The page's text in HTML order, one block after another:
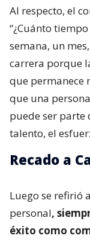
Al respecto, el
“¿Cuánto
semana, un
carrera porque
que permanece
que una
puede ser parte
talento, el
Recado a
Luego se refirió
personal,
éxito como